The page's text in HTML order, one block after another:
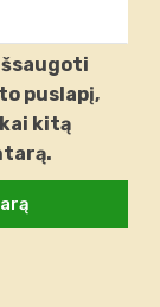
puslapį,
kitą